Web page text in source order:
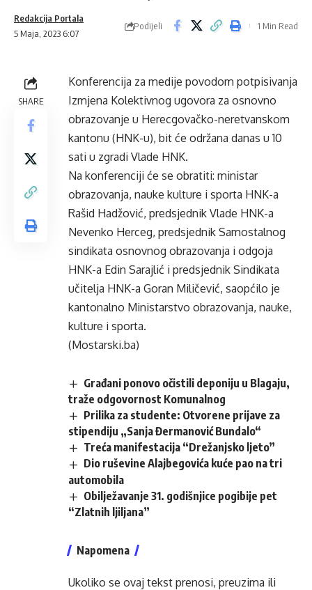
5 Maja, 2023 6:07
Redakcija Portala
Podijeli 1 Min Read
SHARE
Konferencija za medije povodom potpisivanja
Izmjena Kolektivnog ugovora za osnovno
obrazovanje u Herecgovačko-neretvanskom
kantonu (HNK-u), bit će održana danas u 10
sati u zgradi Vlade HNK.
Na konferenciji će se obratiti: ministar
obrazovanja, nauke kulture i sporta HNK-a
Rašid Hadžović, predsjednik Vlade HNK-a
Nevenko Herceg, predsjednik Samostalnog
sindikata osnovnog obrazovanja i odgoja
HNK-a Edin Sarajlić i predsjednik Sindikata
učitelja HNK-a Goran Miličević, saopćilo je
kantonalno Ministarstvo obrazovanja, nauke,
kulture i sporta.
(Mostarski.ba)
Građani ponovo očistili deponiju u Blagaju,
traže odgovornost Komunalnog
Prilika za studente: Otvorene prijave za
stipendiju „Sanja Đermanović Bundalo“
Treća manifestacija “Drežanjsko ljeto”
Dio ruševine Alajbegovića kuće pao na tri
automobila
Obilježavanje 31. godišnjice pogibije pet
“Zlatnih ljiljana”
Napomena
Ukoliko se ovaj tekst prenosi, preuzima ili